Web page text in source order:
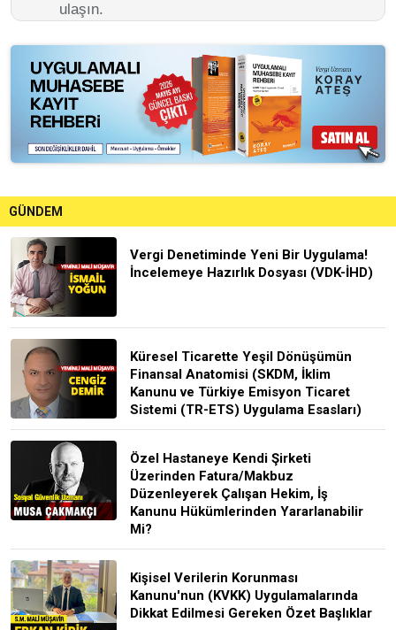
ulaşın.
GÜNDEM
Vergi Denetiminde Yeni Bir Uygulama!
İncelemeye Hazırlık Dosyası (VDK-İHD)
Küresel Ticarette Yeşil Dönüşümün
Finansal Anatomisi (SKDM, İklim
Kanunu ve Türkiye Emisyon Ticaret
Sistemi (TR-ETS) Uygulama Esasları)
Özel Hastaneye Kendi Şirketi
Üzerinden Fatura/Makbuz
Düzenleyerek Çalışan Hekim, İş
Kanunu Hükümlerinden Yararlanabilir
Mi?
Kişisel Verilerin Korunması
Kanunu'nun (KVKK) Uygulamalarında
Dikkat Edilmesi Gereken Özet Başlıklar